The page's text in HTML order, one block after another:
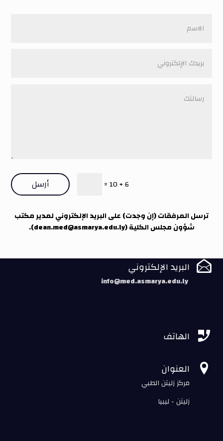
أرسل 6 + 10
=
ترسل المرفقات (إن وجدت) على البريد الإلكتروني لمدير مكتب
شؤون مجلس الكلية (dean.med@asmarya.edu.ly
).
 البريد الإلكتروني
info@med.asmarya.edu.ly
 الهاتف
 العنوان
مركز زليتن الطبي
زليتن - ليبيا